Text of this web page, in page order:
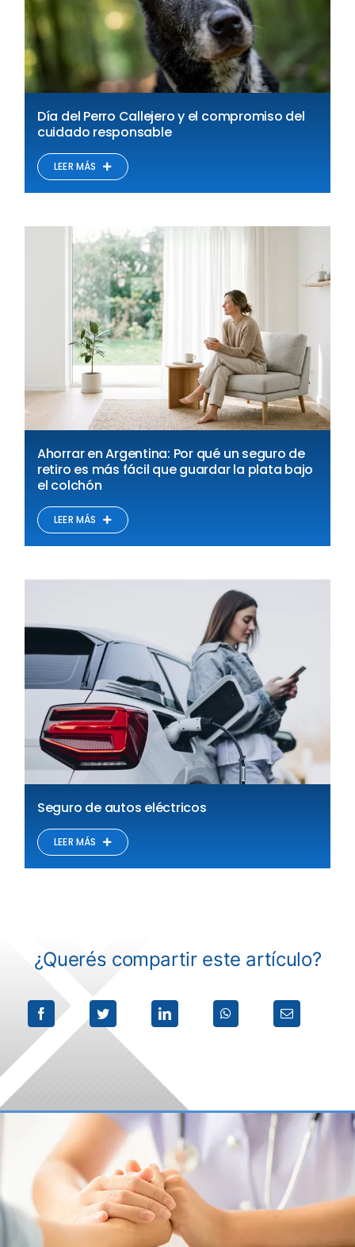
Día del Perro Callejero y el compromiso del
cuidado responsable
LEER MÁS
Ahorrar en Argentina: Por qué un seguro de
retiro es más fácil que guardar la plata bajo
el colchón
LEER MÁS
Seguro de autos eléctricos
LEER MÁS
¿Querés compartir este artículo?